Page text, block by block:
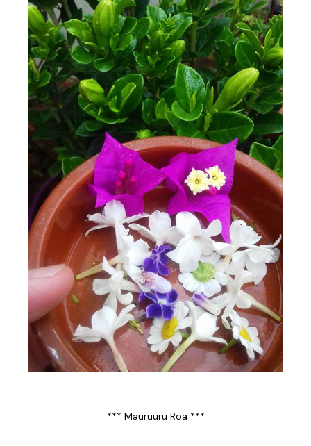
*** Mauruuru Roa ***